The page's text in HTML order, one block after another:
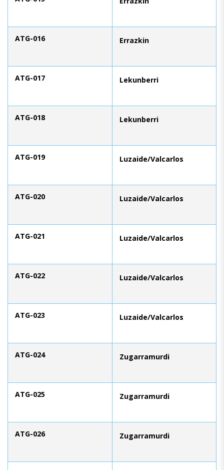
ATG-016 Errazkin
ATG-017 Lekunberri
ATG-018 Lekunberri
ATG-019 Luzaide/Valcarlos
ATG-020 Luzaide/Valcarlos
ATG-021 Luzaide/Valcarlos
ATG-022 Luzaide/Valcarlos
ATG-023 Luzaide/Valcarlos
ATG-024 Zugarramurdi
ATG-025 Zugarramurdi
ATG-026 Zugarramurdi